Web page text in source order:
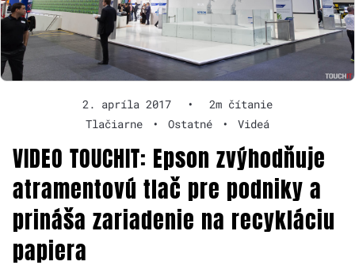
2. apríla 2017 •
2m čítanie
Tlačiarne
• Ostatné • Videá
VIDEO TOUCHIT: Epson zvýhodňuje
atramentovú tlač pre podniky a
prináša zariadenie na recykláciu
papiera